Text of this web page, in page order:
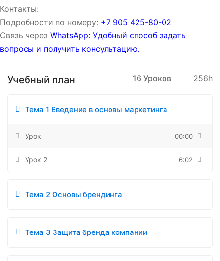
Контакты:
Подробности по номеру: ‪‪+7 905 425-80-02‬‬
Связь через WhatsApp: Удобный способ задать
вопросы и получить консультацию.
Учебный план 16 Уроков 256h
Тема 1 Введение в основы маркетинга
Урок 00:00
Урок 2 6:02
Тема 2 Основы брендинга
Тема 3 Защита бренда компании